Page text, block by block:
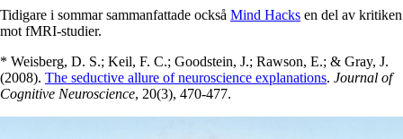
Tidigare i sommar sammanfattade också Mind Hacks en del av kritiken
mot fMRI-studier.
* Weisberg, D. S.; Keil, F. C.; Goodstein, J.; Rawson, E.; & Gray, J.
(2008). The seductive allure of neuroscience explanations. Journal of
Cognitive Neuroscience, 20(3), 470-477.